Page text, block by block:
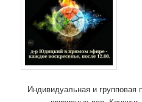
Индивидуальная и групповая